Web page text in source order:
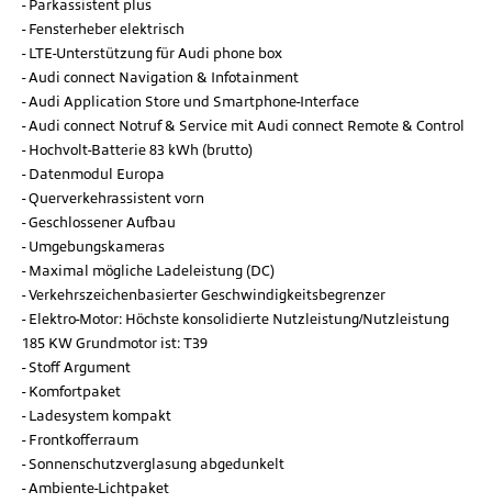
Parkassistent plus
Fensterheber elektrisch
LTE-Unterstützung für Audi phone box
Audi connect Navigation & Infotainment
Audi Application Store und Smartphone-Interface
Audi connect Notruf & Service mit Audi connect Remote & Control
Hochvolt-Batterie 83 kWh (brutto)
Datenmodul Europa
Querverkehrassistent vorn
Geschlossener Aufbau
Umgebungskameras
Maximal mögliche Ladeleistung (DC)
Verkehrszeichenbasierter Geschwindigkeitsbegrenzer
Elektro-Motor: Höchste konsolidierte Nutzleistung/Nutzleistung
185 KW Grundmotor ist: T39
Stoff Argument
Komfortpaket
Ladesystem kompakt
Frontkofferraum
Sonnenschutzverglasung abgedunkelt
Ambiente-Lichtpaket